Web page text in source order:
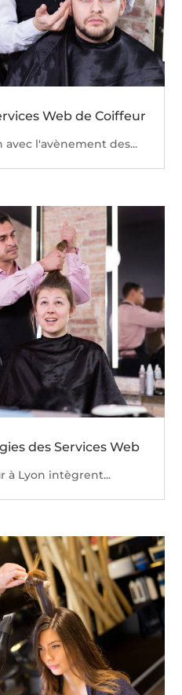
Web de Coiffeur
avec l'avènement des...
des Services Web
à Lyon intègrent...